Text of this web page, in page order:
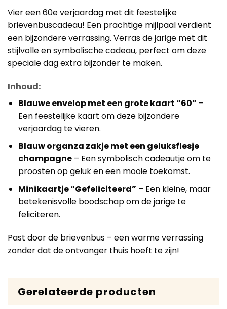
Vier een 60e verjaardag met dit feestelijke
brievenbuscadeau! Een prachtige mijlpaal verdient
een bijzondere verrassing. Verras de jarige met dit
stijlvolle en symbolische cadeau, perfect om deze
speciale dag extra bijzonder te maken.
Inhoud:
Blauwe envelop met een grote kaart “60” –
Een feestelijke kaart om deze bijzondere
verjaardag te vieren.
Blauw organza zakje met een geluksflesje
champagne– Een symbolisch cadeautje om te
proosten op geluk en een mooie toekomst.
Minikaartje “Gefeliciteerd” – Een kleine, maar
betekenisvolle boodschap om de jarige te
feliciteren.
Past door de brievenbus – een warme verrassing
zonder dat de ontvanger thuis hoeft te zijn!
Gerelateerde producten